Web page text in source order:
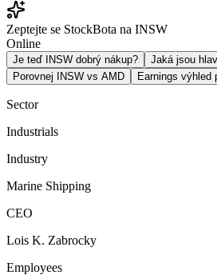
Zeptejte se StockBota na INSW
Online
Je teď INSW dobrý nákup?
Jaká jsou
Porovnej INSW vs AMD
Earnings výhled
Sector
Industrials
Industry
Marine Shipping
CEO
Lois K. Zabrocky
Employees